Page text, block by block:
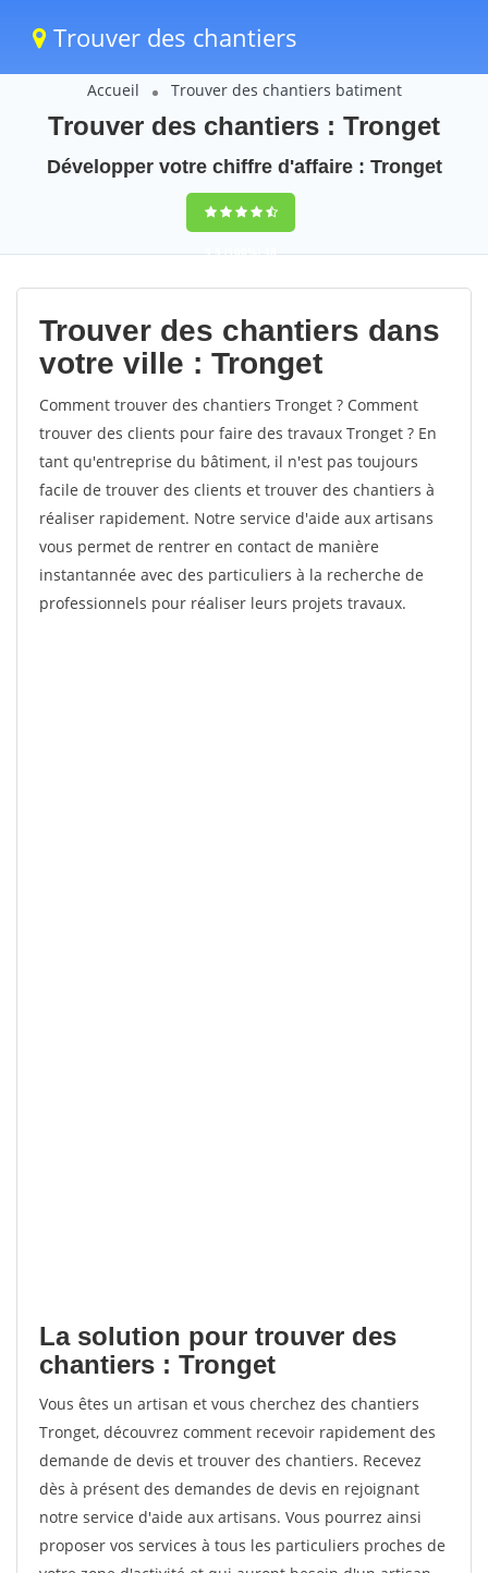
Trouver des chantiers
Accueil Trouver des chantiers batiment
Trouver des chantiers : Tronget
Développer votre chiffre d'affaire : Tronget
9,5(100%)48
votes
Trouver des chantiers dans
votre ville : Tronget
Comment trouver des chantiers Tronget ? Comment
trouver des clients pour faire des travaux Tronget ? En
tant qu'entreprise du bâtiment, il n'est pas toujours
facile de trouver des clients et trouver des chantiers à
réaliser rapidement. Notre service d'aide aux artisans
vous permet de rentrer en contact de manière
instantannée avec des particuliers à la recherche de
professionnels pour réaliser leurs projets travaux.
La solution pour trouver des
chantiers : Tronget
Vous êtes un artisan et vous cherchez des chantiers
Tronget, découvrez comment recevoir rapidement des
demande de devis et trouver des chantiers. Recevez
dès à présent des demandes de devis en rejoignant
notre service d'aide aux artisans. Vous pourrez ainsi
proposer vos services à tous les particuliers proches de